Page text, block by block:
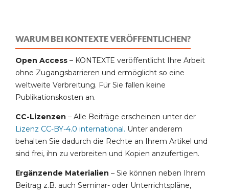
WARUM BEI KONTEXTE VERÖFFENTLICHEN?
Open Access – KONTEXTE veröffentlicht Ihre Arbeit
ohne Zugangsbarrieren und ermöglicht so eine
weltweite Verbreitung. Für Sie fallen keine
Publikationskosten an.
CC-Lizenzen – Alle Beiträge erscheinen unter der
Lizenz CC-BY-4.0 international. Unter anderem
behalten Sie dadurch die Rechte an Ihrem Artikel und
sind frei, ihn zu verbreiten und Kopien anzufertigen.
Ergänzende Materialien – Sie können neben Ihrem
Beitrag z.B. auch Seminar- oder Unterrichtspläne,